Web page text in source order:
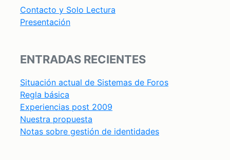
Contacto y Solo Lectura
Presentación
ENTRADAS RECIENTES
Situación actual de Sistemas de Foros
Regla básica
Experiencias post 2009
Nuestra propuesta
Notas sobre gestión de identidades